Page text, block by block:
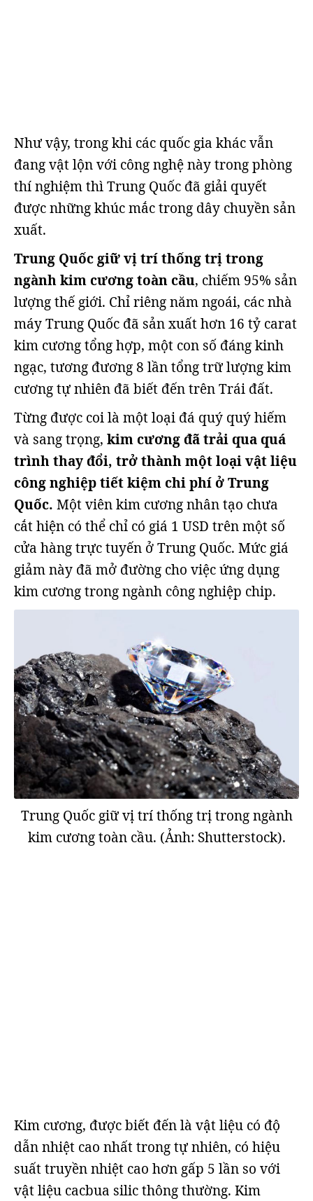
Như vậy, trong khi các quốc gia khác vẫn
đang vật lộn với công nghệ này trong phòng
thí nghiệm thì Trung Quốc đã giải quyết
được những khúc mắc trong dây chuyền sản
xuất.
Trung Quốc giữ vị trí thống trị trong
ngành kim cương toàn cầu, chiếm 95% sản
lượng thế giới. Chỉ riêng năm ngoái, các nhà
máy Trung Quốc đã sản xuất hơn 16 tỷ carat
kim cương tổng hợp, một con số đáng kinh
ngạc, tương đương 8 lần tổng trữ lượng kim
cương tự nhiên đã biết đến trên Trái đất.
Từng được coi là một loại đá quý quý hiếm
và sang trọng, kim cương đã trải qua quá
trình thay đổi, trở thành một loại vật liệu
công nghiệp tiết kiệm chi phí ở Trung
Quốc. Một viên kim cương nhân tạo chưa
cắt hiện có thể chỉ có giá 1 USD trên một số
cửa hàng trực tuyến ở Trung Quốc. Mức giá
giảm này đã mở đường cho việc ứng dụng
kim cương trong ngành công nghiệp chip.
Trung Quốc giữ vị trí thống trị trong ngành
kim cương toàn cầu. (Ảnh: Shutterstock).
Kim cương, được biết đến là vật liệu có độ
dẫn nhiệt cao nhất trong tự nhiên, có hiệu
suất truyền nhiệt cao hơn gấp 5 lần so với
vật liệu cacbua silic thông thường. Kim